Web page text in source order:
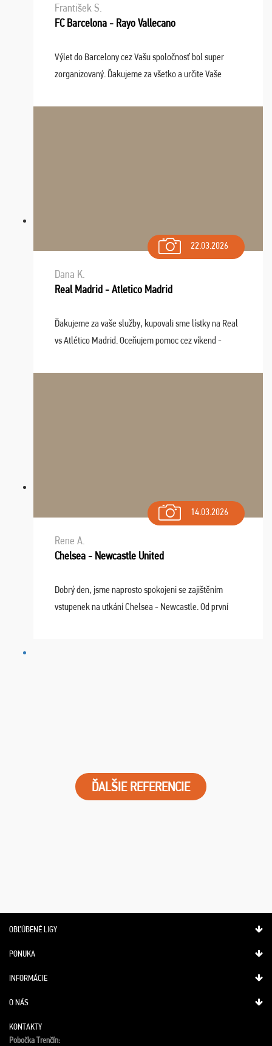
František S.
FC Barcelona - Rayo Vallecano
Výlet do Barcelony cez Vašu spoločnosť bol super
zorganizovaný. Ďakujeme za všetko a určite Vaše
22.03.2026
Dana K.
Real Madrid - Atletico Madrid
Ďakujeme za vaše služby, kupovali sme lístky na Real
vs Atlético Madrid. Oceňujem pomoc cez víkend -
spokojnosti. Sedenie bolo dobré, štadión Barnabéu ...
14.03.2026
Rene A.
Chelsea - Newcastle United
Dobrý den, jsme naprosto spokojeni se zajištěním
vstupenek na utkání Chelsea - Newcastle. Od první
ĎALŠIE REFERENCIE
OBĽÚBENÉ LIGY
PONUKA
INFORMÁCIE
O NÁS
KONTAKTY
Pobočka Trenčín: